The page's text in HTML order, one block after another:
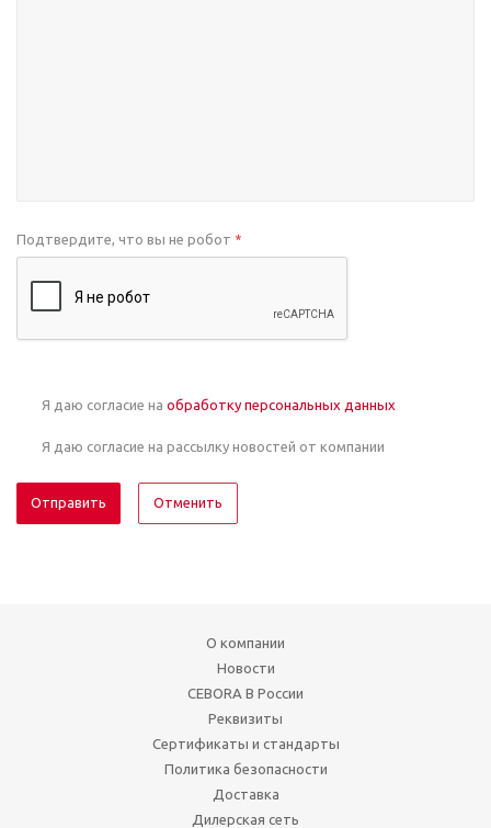
Подтвердите, что вы не робот *
Я даю согласие на обработку персональных данных
Я даю согласие на рассылку новостей от компании
Отменить
О компании
Новости
CEBORA В России
Реквизиты
Сертификаты и стандарты
Политика безопасности
Доставка
Дилерская сеть